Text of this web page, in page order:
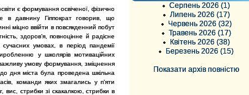
Серпень 2026 (1)
Липень 2026 (17)
Червень 2026 (32)
Травень 2026 (17)
Квітень 2026 (38)
Березень 2026 (15)
Показати архів повністю
є формування освіченої, фізично
в давнину Гіппократ говорив, що
міцно ввійти в повсякденний побут
здоров’я, повноцінне й радісне
умовах, в період пандемії
у школярів мотиваційних
умову формування, зміцнення
дня міста була проведена шкільна
команди яких змагались у п’яти
вис, стрибки зі скакалкою, стрибки в